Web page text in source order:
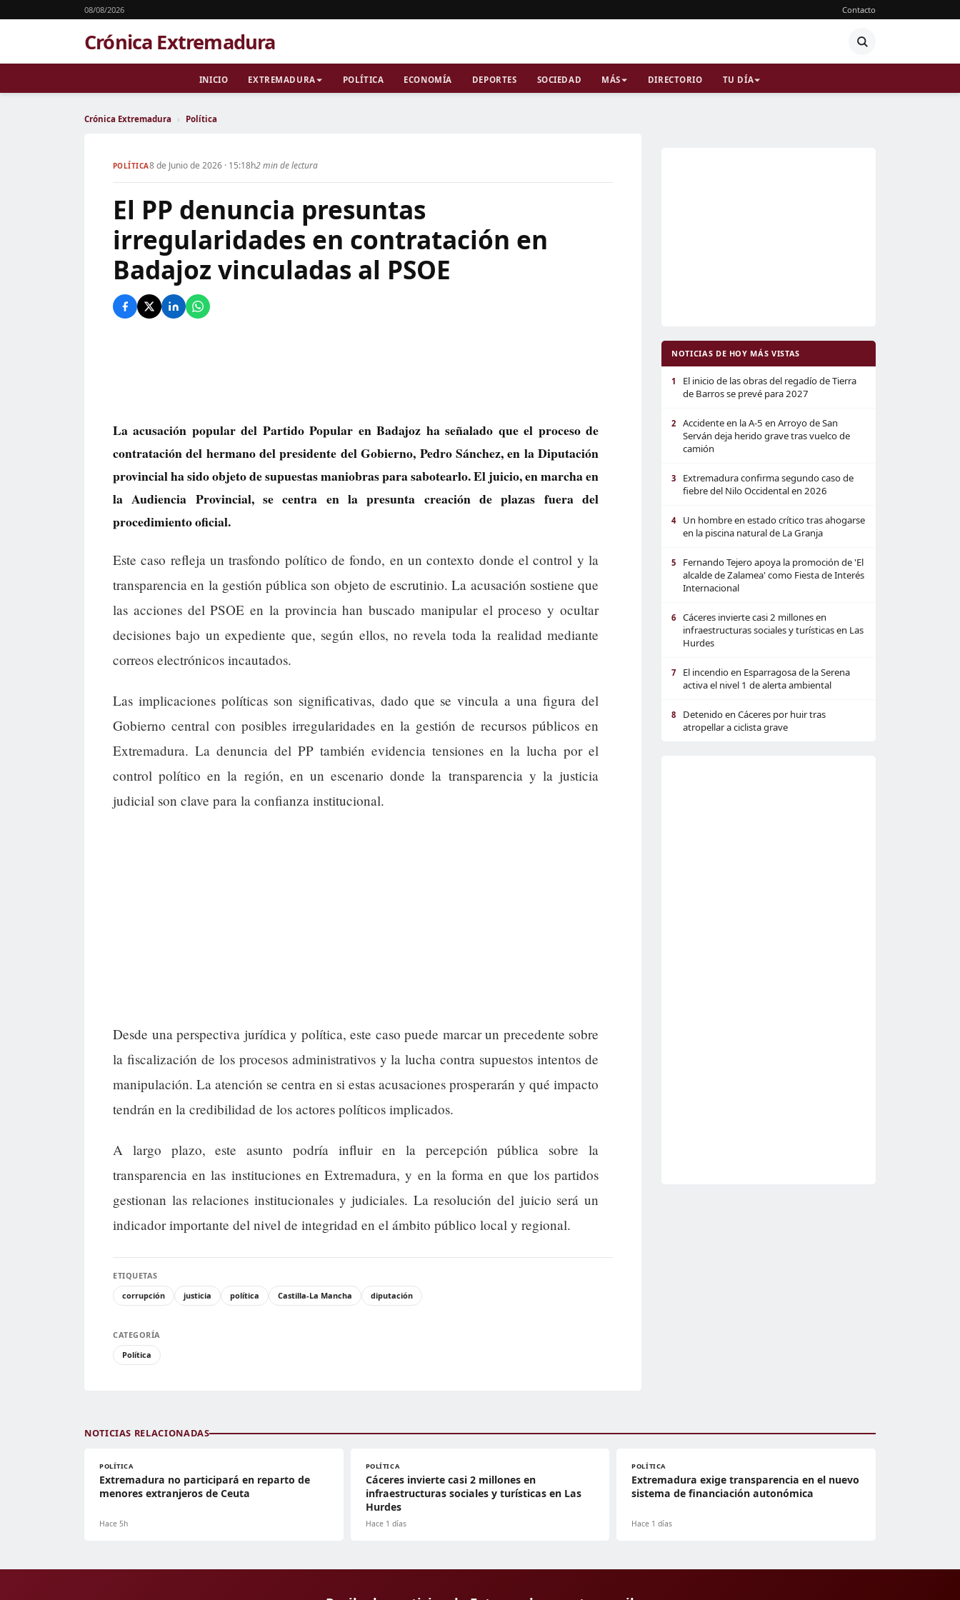
08/08/2026 Contacto
Crónica Extremadura
INICIO EXTREMADURA POLÍTICA ECONOMÍA DEPORTES SOCIEDAD MÁS DIRECTORIO TU DÍA
Crónica Extremadura › Política
POLÍTICA8 de Junio de 2026 · 15:18h2 min de lectura
El PP denuncia presuntas
irregularidades en contratación en
Badajoz vinculadas al PSOE
La acusación popular del Partido Popular en Badajoz ha señalado que el proceso de
contratación del hermano del presidente del Gobierno, Pedro Sánchez, en la Diputación
provincial ha sido objeto de supuestas maniobras para sabotearlo. El juicio, en marcha en
la Audiencia Provincial, se centra en la presunta creación de plazas fuera del
procedimiento oficial.
Este caso refleja un trasfondo político de fondo, en un contexto donde el control y la
transparencia en la gestión pública son objeto de escrutinio. La acusación sostiene que
las acciones del PSOE en la provincia han buscado manipular el proceso y ocultar
decisiones bajo un expediente que, según ellos, no revela toda la realidad mediante
correos electrónicos incautados.
Las implicaciones políticas son significativas, dado que se vincula a una figura del
Gobierno central con posibles irregularidades en la gestión de recursos públicos en
Extremadura. La denuncia del PP también evidencia tensiones en la lucha por el
control político en la región, en un escenario donde la transparencia y la justicia
judicial son clave para la confianza institucional.
Desde una perspectiva jurídica y política, este caso puede marcar un precedente sobre
la fiscalización de los procesos administrativos y la lucha contra supuestos intentos de
manipulación. La atención se centra en si estas acusaciones prosperarán y qué impacto
tendrán en la credibilidad de los actores políticos implicados.
A largo plazo, este asunto podría influir en la percepción pública sobre la
transparencia en las instituciones en Extremadura, y en la forma en que los partidos
gestionan las relaciones institucionales y judiciales. La resolución del juicio será un
indicador importante del nivel de integridad en el ámbito público local y regional.
ETIQUETAS
corrupción
justicia política Castilla-La Mancha diputación
CATEGORÍA
Política
NOTICIAS DE HOY MÁS VISTAS
1
El inicio de las obras del regadío de Tierra
de Barros se prevé para 2027
2
Accidente en la A-5 en Arroyo de San
Serván deja herido grave tras vuelco de
camión
3
Extremadura confirma segundo caso de
fiebre del Nilo Occidental en 2026
4
Un hombre en estado crítico tras ahogarse
en la piscina natural de La Granja
5
Fernando Tejero apoya la promoción de 'El
alcalde de Zalamea' como Fiesta de Interés
Internacional
6
Cáceres invierte casi 2 millones en
infraestructuras sociales y turísticas en Las
Hurdes
7
El incendio en Esparragosa de la Serena
activa el nivel 1 de alerta ambiental
8
Detenido en Cáceres por huir tras
atropellar a ciclista grave
NOTICIAS RELACIONADAS
POLÍTICA
Extremadura no participará en reparto de
menores extranjeros de Ceuta
Hace 5h
POLÍTICA
Cáceres invierte casi 2 millones en
infraestructuras sociales y turísticas en Las
Hurdes
Hace 1 días
POLÍTICA
Extremadura exige transparencia en el nuevo
sistema de financiación autonómica
Hace 1 días